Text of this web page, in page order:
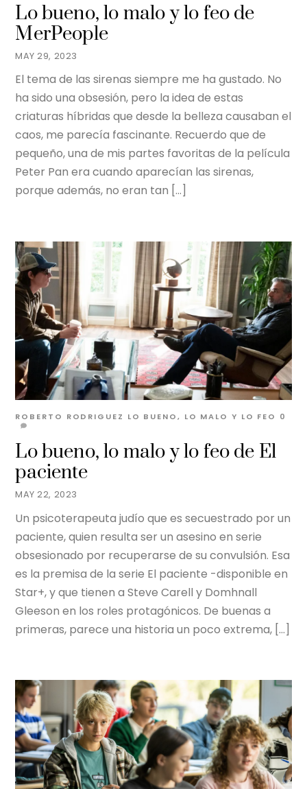
MAY 29, 2023
Lo bueno, lo malo y lo feo de
MerPeople
El tema de las sirenas siempre me ha gustado. No
ha sido una obsesión, pero la idea de estas
criaturas híbridas que desde la belleza causaban el
caos, me parecía fascinante. Recuerdo que de
pequeño, una de mis partes favoritas de la película
Peter Pan era cuando aparecían las sirenas,
porque además, no eran tan […]
MAY 22, 2023
Lo bueno, lo malo y lo feo de El
paciente
ROBERTO RODRIGUEZ LO BUENO, LO MALO Y LO FEO 0
Un psicoterapeuta judío que es secuestrado por un
paciente, quien resulta ser un asesino en serie
obsesionado por recuperarse de su convulsión. Esa
es la premisa de la serie El paciente -disponible en
Star+, y que tienen a Steve Carell y Domhnall
Gleeson en los roles protagónicos. De buenas a
primeras, parece una historia un poco extrema, […]